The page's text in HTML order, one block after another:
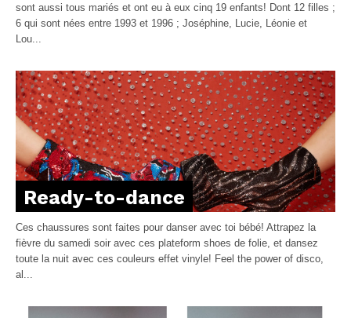
sont aussi tous mariés et ont eu à eux cinq 19 enfants! Dont 12 filles ;
6 qui sont nées entre 1993 et 1996 ; Joséphine, Lucie, Léonie et
Lou...
Ready-to-dance
Ces chaussures sont faites pour danser avec toi bébé! Attrapez la
fièvre du samedi soir avec ces plateform shoes de folie, et dansez
toute la nuit avec ces couleurs effet vinyle! Feel the power of disco,
al...